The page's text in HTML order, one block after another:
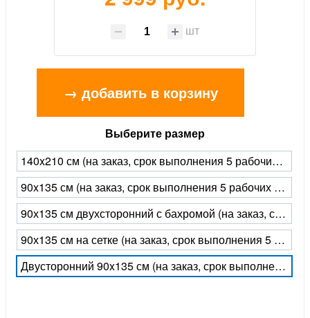
шт
→ добавить в корзину
Выберите размер
140x210 см (на заказ, срок выполнения 5 рабочих дней)
90x135 см (на заказ, срок выполнения 5 рабочих дней)
90х135 см двухсторонний с бахромой (на заказ, срок выполнения 5 рабочих дней)
90х135 см на сетке (на заказ, срок выполнения 5 рабочих дней)
Двусторонний 90x135 см (на заказ, срок выполнения 5 рабочих дней)